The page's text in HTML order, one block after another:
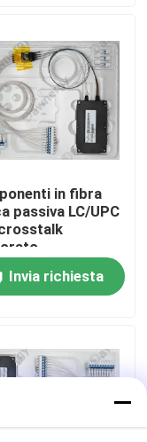
in fibra
passiva LC/UPC
Invia richiesta